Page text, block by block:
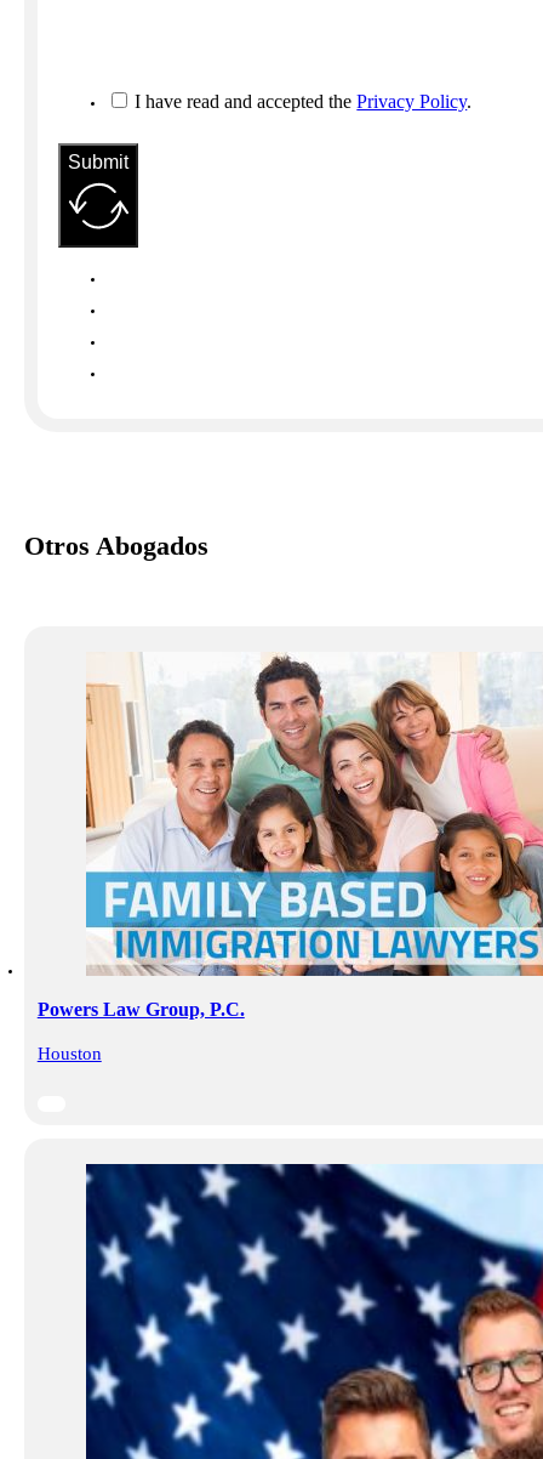
I have read and accepted thePrivacy Policy.
Submit
Otros Abogados
Powers Law Group, P.C.
Houston